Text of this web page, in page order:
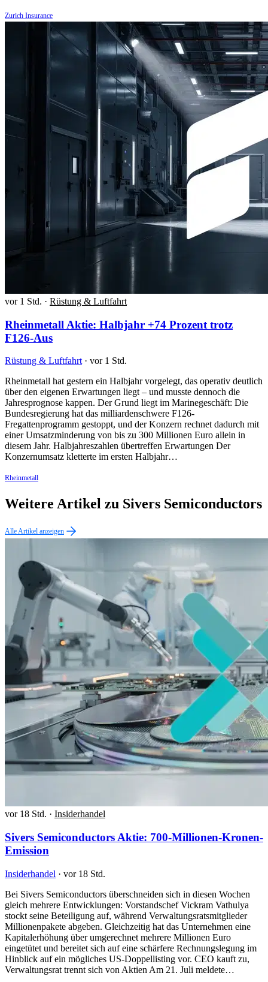
Zurich Insurance
vor 1 Std. · Rüstung & Luftfahrt
Rheinmetall Aktie: Halbjahr +74 Prozent trotz
F126-Aus
Rüstung & Luftfahrt · vor 1 Std.
Rheinmetall hat gestern ein Halbjahr vorgelegt, das operativ deutlich
über den eigenen Erwartungen liegt – und musste dennoch die
Jahresprognose kappen. Der Grund liegt im Marinegeschäft: Die
Bundesregierung hat das milliardenschwere F126-
Fregattenprogramm gestoppt, und der Konzern rechnet dadurch mit
einer Umsatzminderung von bis zu 300 Millionen Euro allein in
diesem Jahr. Halbjahreszahlen übertreffen Erwartungen Der
Konzernumsatz kletterte im ersten Halbjahr…
Rheinmetall
Weitere Artikel zu Sivers Semiconductors
Alle Artikel anzeigen
vor 18 Std. · Insiderhandel
Sivers Semiconductors Aktie: 700-Millionen-Kronen-
Emission
Insiderhandel · vor 18 Std.
Bei Sivers Semiconductors überschneiden sich in diesen Wochen
gleich mehrere Entwicklungen: Vorstandschef Vickram Vathulya
stockt seine Beteiligung auf, während Verwaltungsratsmitglieder
Millionenpakete abgeben. Gleichzeitig hat das Unternehmen eine
Kapitalerhöhung über umgerechnet mehrere Millionen Euro
eingetütet und bereitet sich auf eine schärfere Rechnungslegung im
Hinblick auf ein mögliches US-Doppellisting vor. CEO kauft zu,
Verwaltungsrat trennt sich von Aktien Am 21. Juli meldete…